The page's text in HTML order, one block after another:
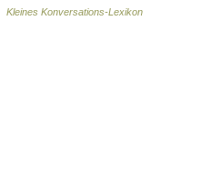
Kleines Konversations-Lexikon